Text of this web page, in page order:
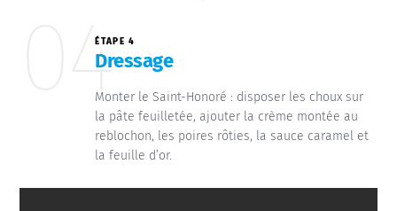
04ÉTAPE 4
Dressage
Monter le Saint-Honoré : disposer les choux sur
la pâte feuilletée, ajouter la crème montée au
reblochon, les poires rôties, la sauce caramel et
la feuille d’or.